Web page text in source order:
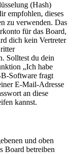
(Hash)
empfohlen, dieses
zu verwenden. Das
für das Board,
dich kein Vertreter
Solltest du dein
„Ich habe
Software fragt
E-Mail-Adresse
an diese
kannst.
und oben
Board betreiben